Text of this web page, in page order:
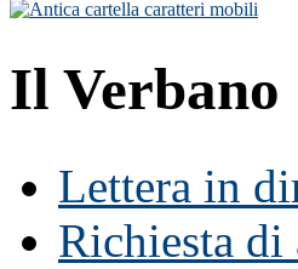
Il Verbano
Lettera in
Richiesta